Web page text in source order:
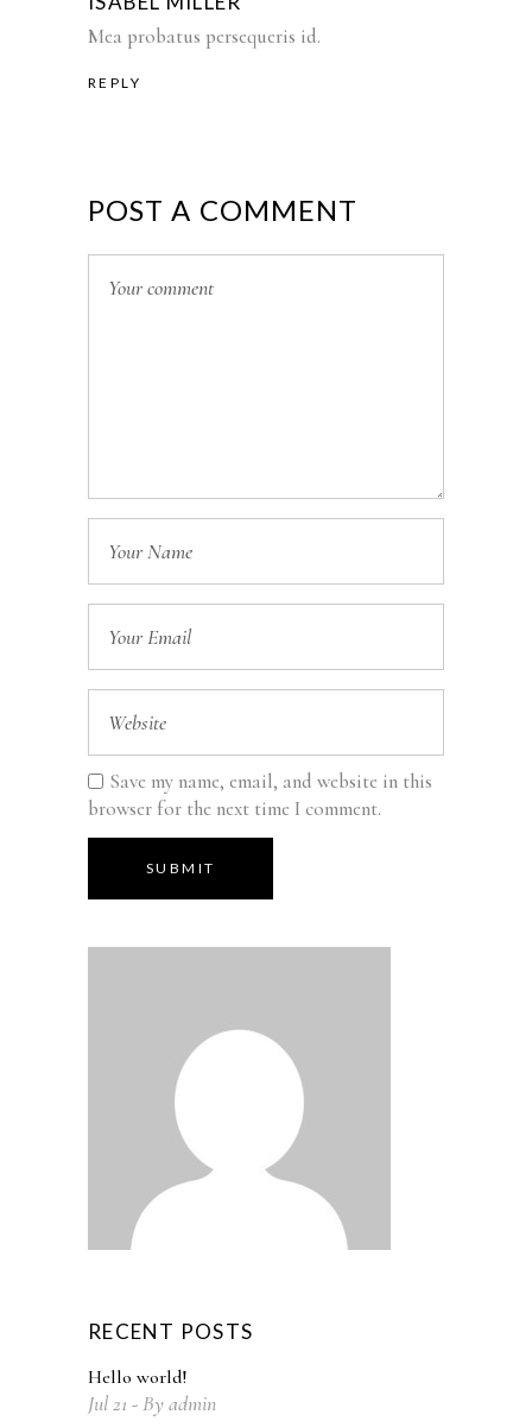
Mea probatus persequeris id.
REPLY
POST A COMMENT
Save my name, email, and website in this
browser for the next time I comment.
SUBMIT
RECENT POSTS
Hello world!
Jul21 Byadmin